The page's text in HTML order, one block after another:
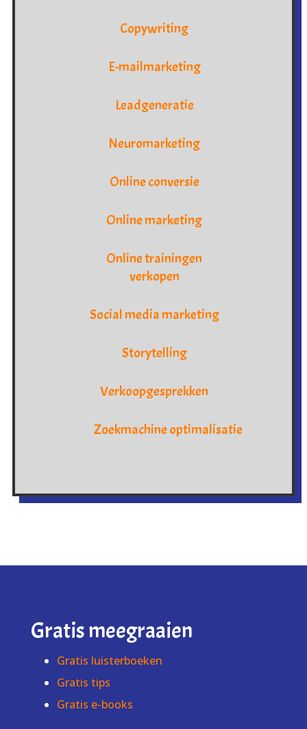
Copywriting
E-mailmarketing
Leadgeneratie
Neuromarketing
Online conversie
Online marketing
Online trainingen
verkopen
Social media marketing
Storytelling
Verkoopgesprekken
Zoekmachine optimalisatie
Gratis meegraaien
Gratis luisterboeken
Gratis tips
Gratis e-books